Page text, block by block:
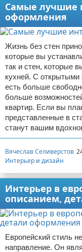
Самые лучшие
оформления
Жизнь без стен
которые вы
так и стен, которые
кухней. С открытыми
есть больше
больше
квартир. Если вы
представленные в
станут вашим
Вячеслав Селиверстов
Интерьер и дизайн
Интерьер в
описанием,
Европейский стиль
направление. Он